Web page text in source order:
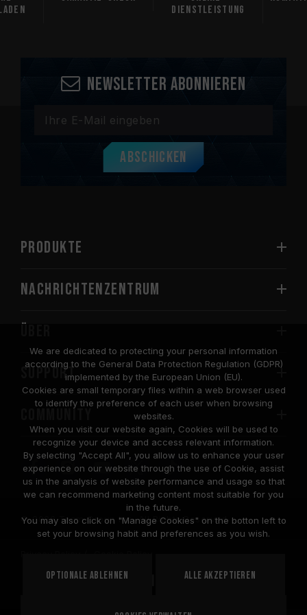
Dienstleistung
Newsletter abonnieren
Abschicken
PRODUKTE
Nachrichtenzentrum
SUPPORT
COMMUNITY
© 2026 Team Group Inc. All Rights Reserved.
STANDORT
United
We are dedicated to protecting your personal information
according to the General Data Protection Regulation (GDPR)
implemented by the European Union (EU).
Cookies are small temporary files within a web browser used
to identify the preference of each user when browsing
websites.
When you visit our website again, Cookies will be used to
recognize your device and access relevant information.
By selecting "Accept All", you allow us to enhance your user
experience on our website through the use of Cookie, assist
us in the analysis of website performance and usage so that
we can recommend marketing content most suitable for you
in the future.
You may also click on "Manage Cookies" on the botton left to
set your browsing habit and preferences as you wish.
Optionale ablehnen Alle akzeptieren